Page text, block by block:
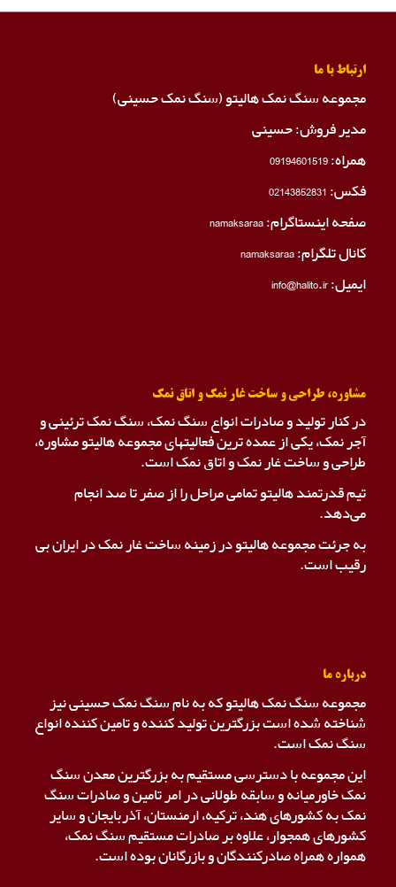
ارتباط با ما
مجموعه سنگ نمک هالیتو (سنگ نمک حسینی)
مدیر فروش: حسینی
همراه:09194601519
فکس:02143852831
صفحه اینستاگرام:namaksaraa
کانال تلگرام:namaksaraa
ایمیل: info@halito.ir
مشاوره، طراحی و ساخت غار نمک و اتاق نمک
در کنار تولید و صادرات انواع سنگ نمک، سنگ نمک ترئینی و
آجر نمک، یکی از عمده ترین فعالیتهای مجموعه هالیتو مشاوره،
طراحی و ساخت غار نمک و اتاق نمک است.
تیم قدرتمند هالیتو تمامی مراحل را از صفر تا صد انجام
می‌دهد.
به جرئت مجموعه هالیتو در زمینه ساخت غار نمک در ایران بی
رقیب است.
درباره ما
مجموعه سنگ نمک هالیتو که به نام سنگ نمک حسینی نیز
شناخته شده است بزرگترین تولید کننده و تامین کننده انواع
سنگ نمک است.
این مجموعه با دسترسی مستقیم به بزرگترین معدن سنگ
نمک خاورمیانه و سابقه طولانی در امر تامین و صادرات سنگ
نمک به کشورهای هند، ترکیه، ارمنستان، آذربایجان و سایر
کشورهای همجوار، علاوه بر صادرات مستقیم سنگ نمک،
همواره همراه صادرکنندگان و بازرگانان بوده است.